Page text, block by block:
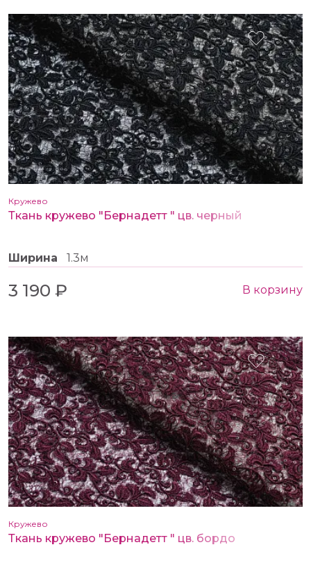
Кружево
Ткань кружево "Бернадетт " цв. черный
Ширина 1.3м
3 190 ₽ В корзину
Кружево
Ткань кружево "Бернадетт " цв. бордо